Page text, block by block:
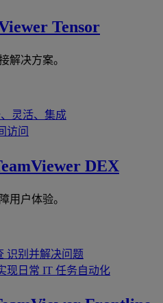
Tensor
解决方案。
灵活、集成
访问
DEX
用户体验。
识别并解决问题
现日常 IT 任务自动化